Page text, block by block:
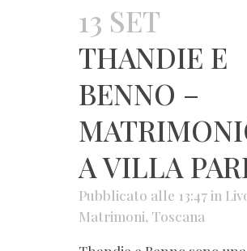
13 SET
THANDIE E
BENNO –
A VILLA
Pubblicato alle 13:47in
Matrimoni, Toscana